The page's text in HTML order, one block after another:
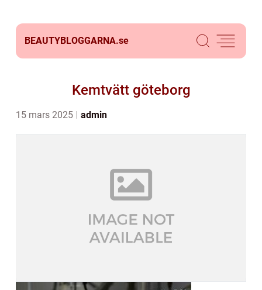
BEAUTYBLOGGARNA.se
Kemtvätt göteborg
15 mars 2025 admin